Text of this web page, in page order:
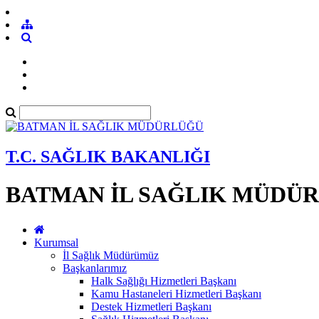
T.C. SAĞLIK BAKANLIĞI
BATMAN İL SAĞLIK
Kurumsal
İl Sağlık Müdürümüz
Başkanlarımız
Halk Sağlığı Hizmetleri Başkanı
Kamu Hastaneleri Hizmetleri Başkanı
Destek Hizmetleri Başkanı